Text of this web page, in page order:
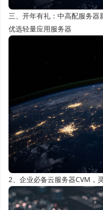
三、开年有礼：中高配服务
优选轻量应用服务器
2、企业必备云服务器CVM，